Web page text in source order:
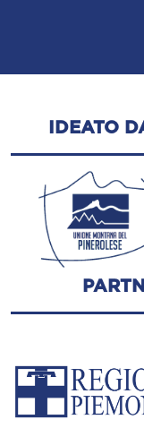
IDEATO